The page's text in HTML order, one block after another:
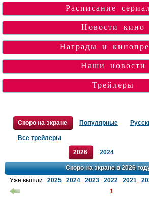
Расписание
Новости кино
Награды и
Наши новости
Трейлеры
Скоро на экране Популярные
Все трейлеры
2026
2024
Скоро на экране в 2026
Уже вышли:2025 2024 2023 2022 2021
1